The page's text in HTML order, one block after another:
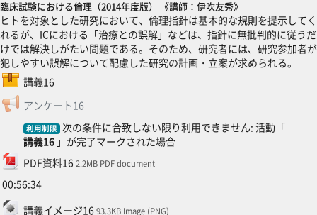
臨床試験における倫理（2014年度版） 《講師：伊吹友秀》
ヒトを対象とした研究において、倫理指針は基本的な規則を提示してく
れるが、ICにおける「治療との誤解」などは、指針に無批判的に従うだ
けでは解決しがたい問題である。そのため、研究者には、研究参加者が
犯しやすい誤解について配慮した研究の計画・立案が求められる。
講義16
SCORMパッケージ
アンケート16フィードバック
利用制限 次の条件に合致しない限り利用できません: 活動「
講義16」が完了マークされた場合
PDF資料16
ファイル2.2MB PDF document
00:56:34
講義イメージ16
ファイル93.3KB Image (PNG)